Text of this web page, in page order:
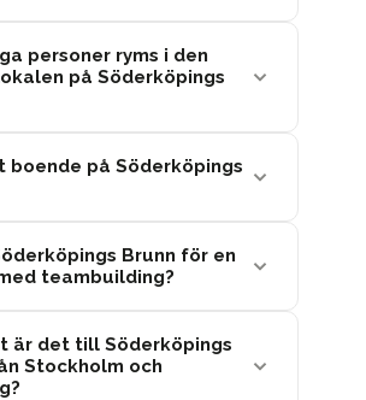
personer ryms i den
på Söderköpings
boende på Söderköpings
Brunn för en
teambuilding?
är det till Söderköpings
Stockholm och